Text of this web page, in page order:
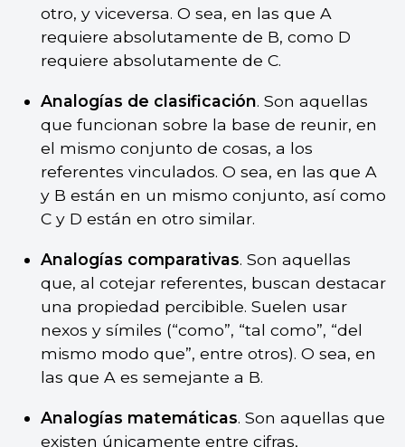
otro, y viceversa. O sea, en las que A
requiere absolutamente de B, como D
requiere absolutamente de C.
Analogías de clasificación. Son aquellas
que funcionan sobre la base de reunir, en
el mismo conjunto de cosas, a los
referentes vinculados. O sea, en las que A
y B están en un mismo conjunto, así como
C y D están en otro similar.
Analogías comparativas. Son aquellas
que, al cotejar referentes, buscan destacar
una propiedad percibible. Suelen usar
nexos y símiles (“como”, “tal como”, “del
mismo modo que”, entre otros). O sea, en
las que A es semejante a B.
Analogías matemáticas. Son aquellas que
existen únicamente entre cifras,